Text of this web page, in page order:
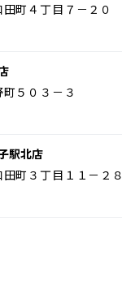
町４丁目７－２０
５０３－３
駅北店
町３丁目１１－２８